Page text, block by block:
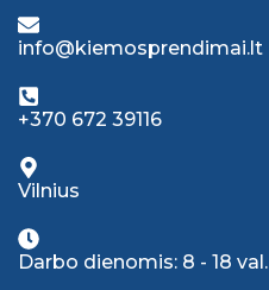
info@kiemosprendimai.lt
+370 672 39116
Vilnius
Darbo dienomis: 8 - 18 val.